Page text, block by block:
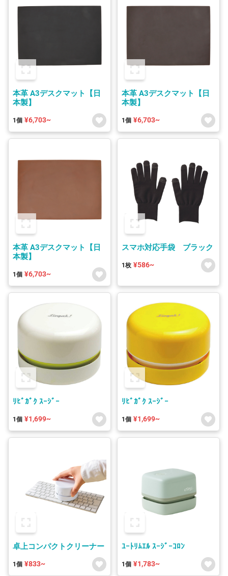
本革 A3デスクマット【日
本製】
1個 ¥6,703~
本革 A3デスクマット【日
本製】
1個 ¥6,703~
本革 A3デスクマット【日
本製】
1個 ¥6,703~
スマホ対応手袋 ブラック
1枚 ¥586~
ﾘﾋﾞｶﾞｸ ｽｰｼﾞｰ
1個 ¥1,699~
ﾘﾋﾞｶﾞｸ ｽｰｼﾞｰ
1個 ¥1,699~
卓上コンパクトクリーナー
1個 ¥833~
ﾕｰﾄﾘﾑｴﾙ ｽｰｼﾞｰｺﾛﾝ
1個 ¥1,783~